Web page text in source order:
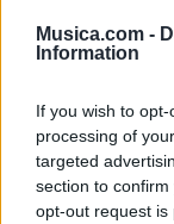
Musica.com -
Information
If you wish to
processing of
targeted
section to
opt-out request is